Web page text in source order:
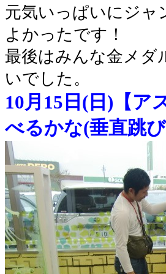
元気いっぱいにジャ
よかったです！
最後はみんな金メダ
いでした。
10月15日(日) 【 ア
べるかな(垂直跳